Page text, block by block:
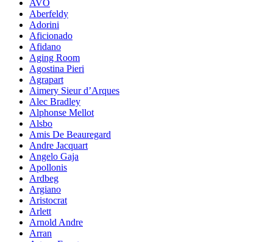
AVO
Aberfeldy
Adorini
Aficionado
Afidano
Aging Room
Agostina Pieri
Agrapart
Aimery Sieur d’Arques
Alec Bradley
Alphonse Mellot
Alsbo
Amis De Beauregard
Andre Jacquart
Angelo Gaja
Apollonis
Ardbeg
Argiano
Aristocrat
Arlett
Arnold Andre
Arran